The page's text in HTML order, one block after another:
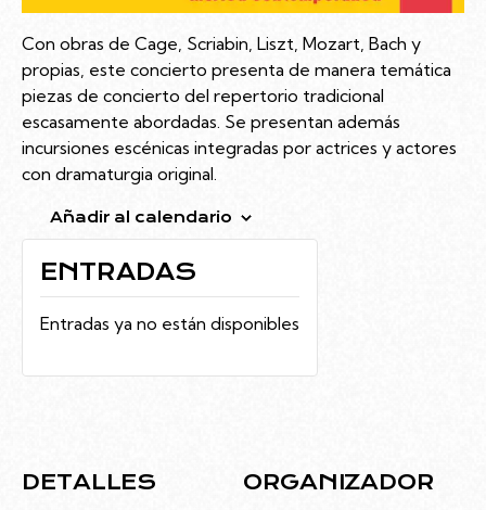
Con obras de Cage, Scriabin, Liszt, Mozart, Bach y
propias, este concierto presenta de manera temática
piezas de concierto del repertorio tradicional
escasamente abordadas. Se presentan además
incursiones escénicas integradas por actrices y actores
con dramaturgia original.
Añadir al calendario
DETALLES ORGANIZADOR
ENTRADAS
Entradas ya no están disponibles